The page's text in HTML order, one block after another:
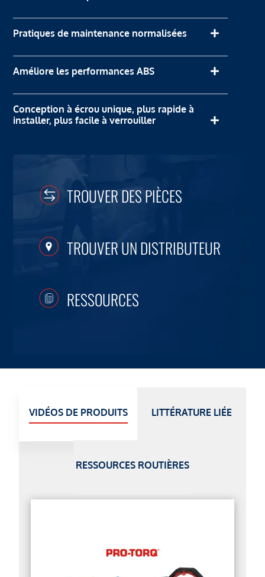
Pratiques de maintenance normalisées
Améliore les performances ABS
Conception à écrou unique, plus rapide à
installer, plus facile à verrouiller
TROUVER DES PIÈCES
TROUVER UN DISTRIBUTEUR
RESSOURCES
VIDÉOS DE PRODUITS LITTÉRATURE LIÉE
RESSOURCES ROUTIÈRES